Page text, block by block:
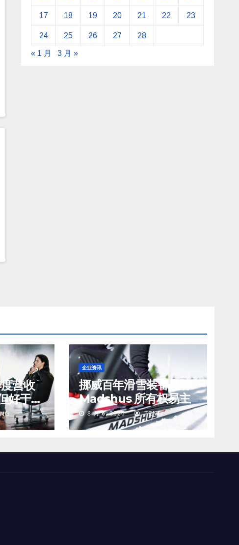
17 18 19 20 21 22 23
24 25 26 27 28
« 1 月 3 月 »
营收
好于预
在
好
企业资讯
挪威百年滑雪装备品牌
Madshus 所有权易主
8 月 6, 2026 TENG